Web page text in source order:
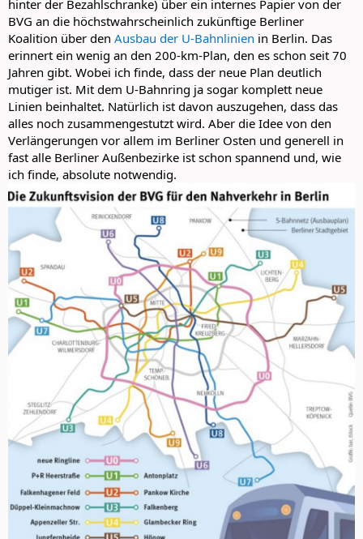
hinter der Bezahlschranke) über ein internes Papier von der
BVG an die höchstwahrscheinlich zukünftige Berliner
Koalition über den Ausbau der U-Bahnlinien in Berlin. Das
erinnert ein wenig an den 200-km-Plan, den es schon seit 70
Jahren gibt. Wobei ich finde, dass der neue Plan deutlich
mutiger ist. Mit dem U-Bahnring ja sogar komplett neue
Linien beinhaltet. Natürlich ist davon auszugehen, dass das
alles noch zusammengestutzt wird. Aber die Idee von den
Verlängerungen vor allem im Berliner Osten und generell in
fast alle Berliner Außenbezirke ist schon spannend und, wie
ich finde, absolute notwendig.